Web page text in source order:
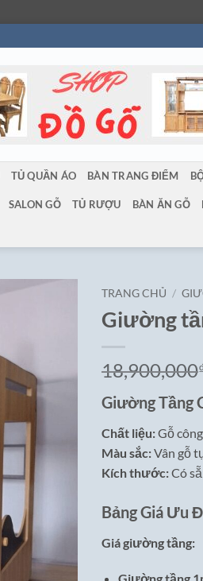
TỦ QUẦN ÁO BÀN TRANG ĐIỂM
SALON GỖ TỦ RƯỢU BÀN ĂN GỖ
TRANG CHỦ /
Giường
18,900,000
Giường Tầng
Chất liệu:Gỗ
Màu sắc:Vân gỗ
Kích thước:Có
Bảng Giá Ưu
Giá giường tầng: